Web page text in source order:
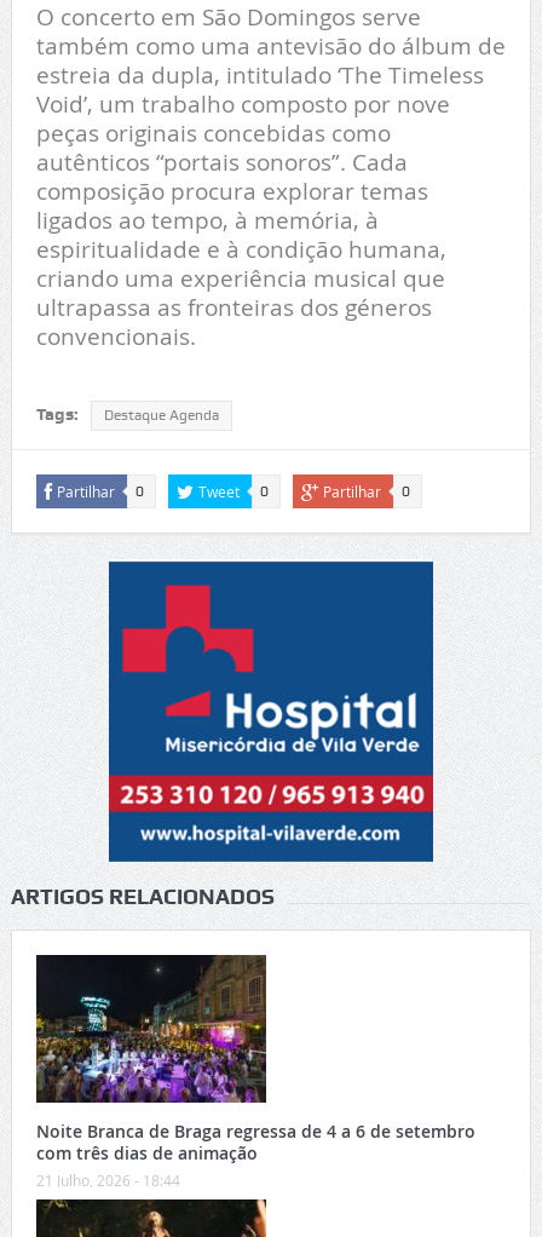
O concerto em São Domingos serve
também como uma antevisão do álbum de
estreia da dupla, intitulado ‘The Timeless
Void’, um trabalho composto por nove
peças originais concebidas como
autênticos “portais sonoros”. Cada
composição procura explorar temas
ligados ao tempo, à memória, à
espiritualidade e à condição humana,
criando uma experiência musical que
ultrapassa as fronteiras dos géneros
convencionais.
Tags: Destaque Agenda
Partilhar 0 Tweet 0 Partilhar 0
ARTIGOS RELACIONADOS
Noite Branca de Braga regressa de 4 a 6 de setembro
com três dias de animação
21 Julho, 2026 - 18:44